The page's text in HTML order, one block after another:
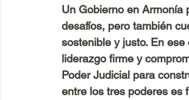
Un Gobierno en Armonía
desafíos, pero también
sostenible y justo. En
liderazgo firme y
Poder Judicial para
entre los tres poderes es